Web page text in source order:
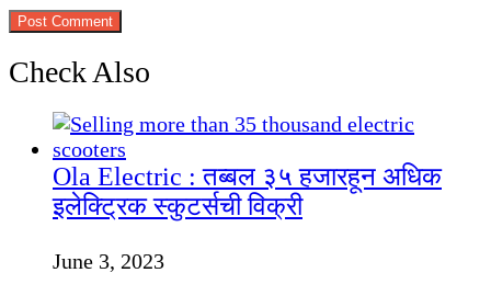
Check Also
Ola Electric : तब्बल ३५ हजारहून अधिक
इलेक्ट्रिक स्कुटर्सची विक्री
June 3, 2023